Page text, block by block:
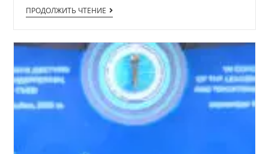
ПРОДОЛЖИТЬ ЧТЕНИЕ
Сертификат